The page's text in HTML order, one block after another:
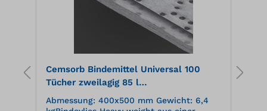
Cemsorb Bindemittel Universal 100
Tücher zweilagig 85 l
Aufnahmekapazität, im Spenderkarton,
grau
Abmessung: 400x500 mm Gewicht: 6,4